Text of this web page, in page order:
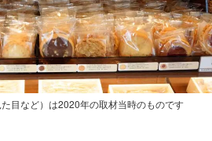
目など）は2020年の取材当時のものです